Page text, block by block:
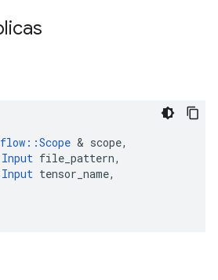
::Scope & scope,
Input file_pattern,
Input tensor_name,